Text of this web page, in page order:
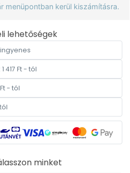
menüpontban kerül kiszámításra.
lehetőségek
417 Ft - tól
- tól
minket